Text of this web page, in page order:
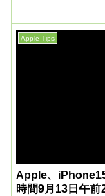
Apple Tips
Apple、
時間9月13日午前